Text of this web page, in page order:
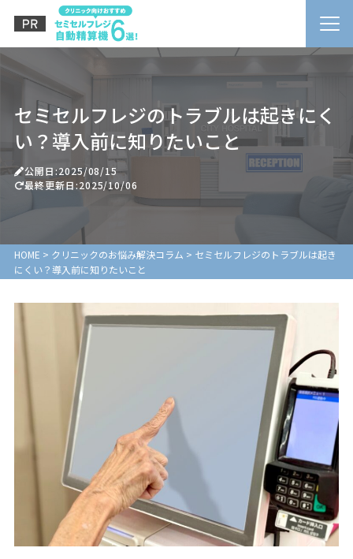
セミセルフレジのトラブルは起きにく
い？導入前に知りたいこと
公開日:2025/08/15
最終更新日:2025/10/06
HOME > クリニックのお悩み解決コラム > セミセルフレジのトラブルは起き
にくい？導入前に知りたいこと